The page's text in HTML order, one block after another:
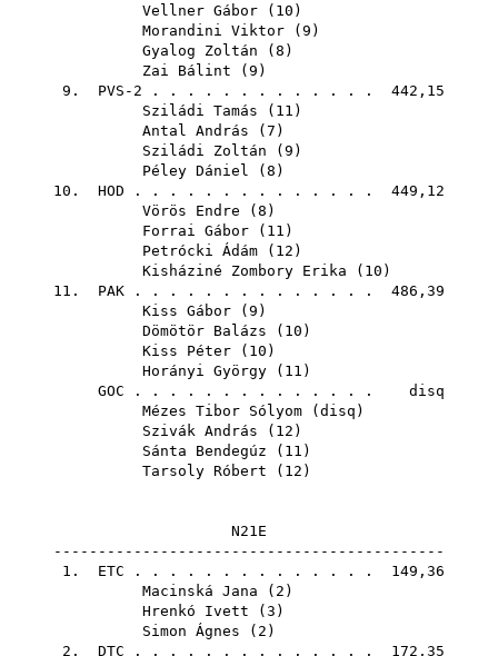
Vellner Gábor ( 10 )
Morandini Viktor ( 9 )
Gyalog Zoltán ( 8 )
Zai Bálint ( 9 )
9. PVS-2 . . . . . . . . . . . . . 442,15
Sziládi Tamás ( 11 )
Antal András ( 7 )
Sziládi Zoltán ( 9 )
Péley Dániel ( 8 )
10. HOD . . . . . . . . . . . . . . 449,12
Vörös Endre ( 8 )
Forrai Gábor ( 11 )
Petrócki Ádám ( 12 )
Kisháziné Zombory Erika ( 10 )
11. PAK . . . . . . . . . . . . . . 486,39
Kiss Gábor ( 9 )
Dömötör Balázs ( 10 )
Kiss Péter ( 10 )
Horányi György ( 11 )
GOC . . . . . . . . . . . . . . disq
Mézes Tibor Sólyom ( disq )
Szivák András ( 12 )
Sánta Bendegúz ( 11 )
Tarsoly Róbert ( 12 )
N21E
--------------------------------------------
1. ETC . . . . . . . . . . . . . . 149,36
Macinská Jana ( 2 )
Hrenkó Ivett ( 3 )
Simon Ágnes ( 2 )
2. DTC . . . . . . . . . . . . . . 172,35